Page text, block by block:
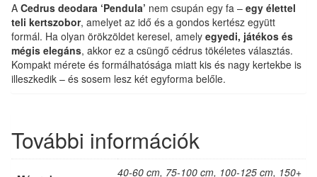
A Cedrus deodara ‘Pendula’ nem csupán egy fa – egy élettel
teli kertszobor, amelyet az idő és a gondos kertész együtt
formál. Ha olyan örökzöldet keresel, amely egyedi, játékos és
mégis elegáns, akkor ez a csüngő cédrus tökéletes választás.
Kompakt mérete és formálhatósága miatt kis és nagy kertekbe is
illeszkedik – és sosem lesz két egyforma belőle.
További információk
40-60 cm, 75-100 cm, 100-125 cm, 150+